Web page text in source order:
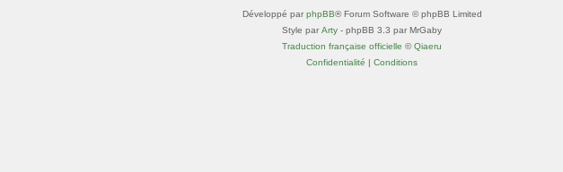
Développé par phpBB® Forum Software © phpBB Limited
Style par Arty - phpBB 3.3 par MrGaby
Traduction française officielle ©Qiaeru
Confidentialité | Conditions